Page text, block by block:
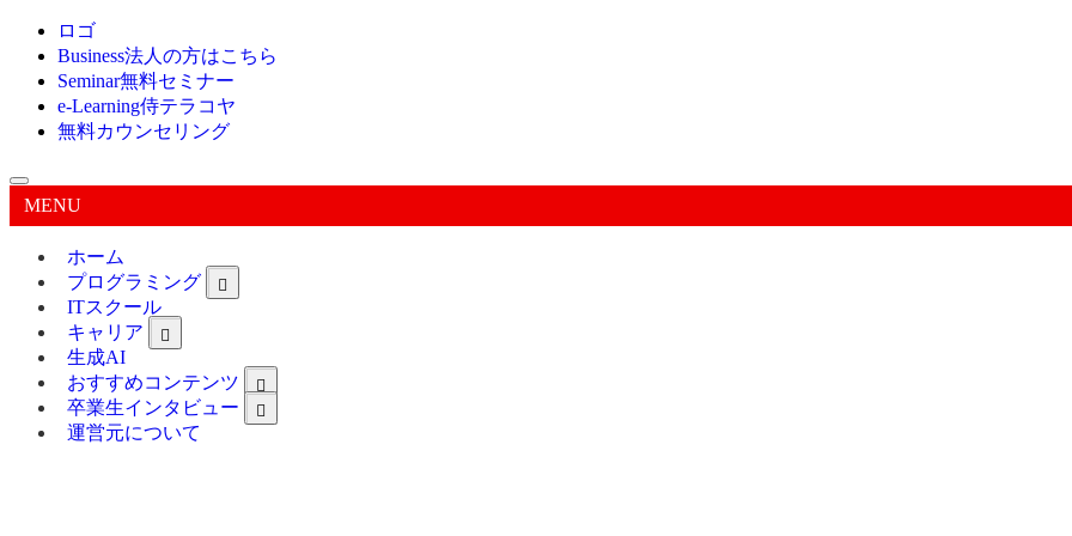
ロゴ
Business法人の方はこちら
Seminar無料セミナー
e-Learning侍テラコヤ
無料カウンセリング
MENU
ホーム
プログラミング
ITスクール
キャリア
生成AI
おすすめコンテンツ
卒業生インタビュー
運営元について